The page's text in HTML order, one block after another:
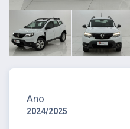
Ano
2024/2025